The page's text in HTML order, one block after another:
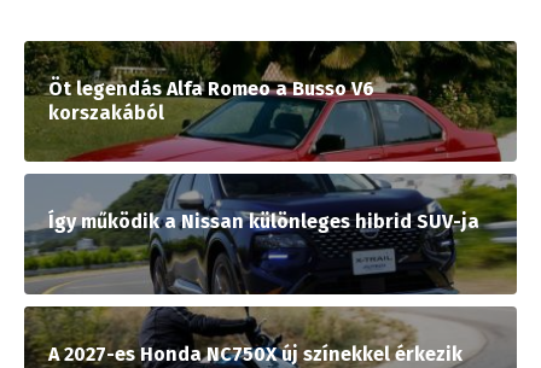
Öt legendás Alfa Romeo a Busso V6
korszakából
Így működik a Nissan különleges hibrid SUV-ja
A 2027-es Honda NC750X új színekkel érkezik